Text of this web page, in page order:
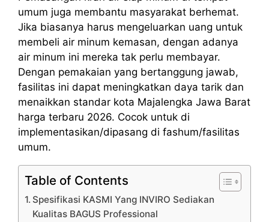
umum juga membantu masyarakat berhemat.
Jika biasanya harus mengeluarkan uang untuk
membeli air minum kemasan, dengan adanya
air minum ini mereka tak perlu membayar.
Dengan pemakaian yang bertanggung jawab,
fasilitas ini dapat meningkatkan daya tarik dan
menaikkan standar kota Majalengka Jawa Barat
harga terbaru 2026. Cocok untuk di
implementasikan/dipasang di fashum/fasilitas
umum.
Table of Contents
Spesifikasi KASMI Yang INVIRO Sediakan
Kualitas BAGUS Professional